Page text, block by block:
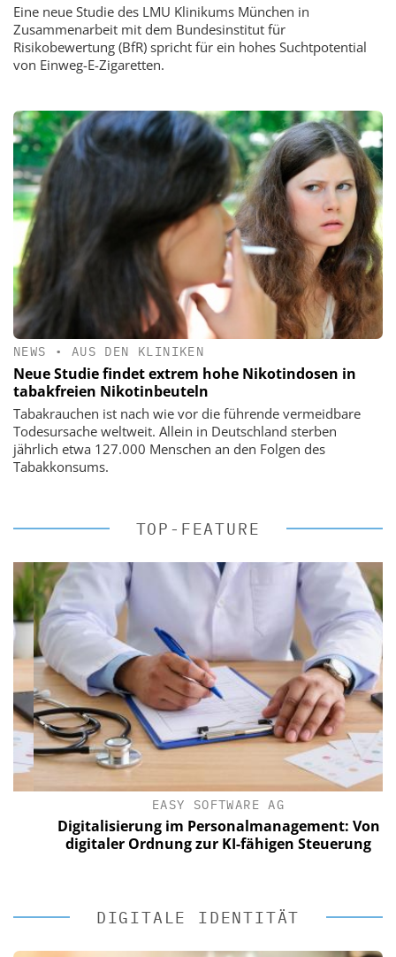
Eine neue Studie des LMU Klinikums München in
Zusammenarbeit mit dem Bundesinstitut für
Risikobewertung (BfR) spricht für ein hohes Suchtpotential
von Einweg-E-Zigaretten.
NEWS • AUS DEN KLINIKEN
Neue Studie findet extrem hohe Nikotindosen in
tabakfreien Nikotinbeuteln
Tabakrauchen ist nach wie vor die führende vermeidbare
Todesursache weltweit. Allein in Deutschland sterben
jährlich etwa 127.000 Menschen an den Folgen des
Tabakkonsums.
TOP-FEATURE
EASY SOFTWARE AG
Digitalisierung im Personalmanagement: Von
digitaler Ordnung zur KI-fähigen Steuerung
DIGITALE IDENTITÄT